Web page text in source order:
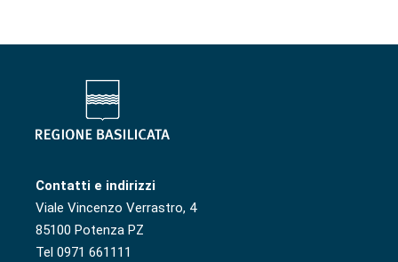
Contatti e indirizzi
Viale Vincenzo Verrastro, 4
85100 Potenza PZ
Tel 0971 661111